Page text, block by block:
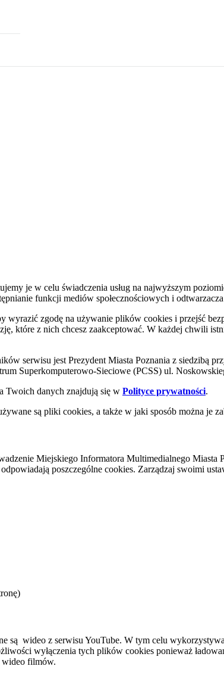
je w celu świadczenia usług na najwyższym
funkcji mediów społecznościowych i
wyrazić zgodę na używanie plików cookies i przejść
które z nich chcesz zaakceptować. W każdej chwili
serwisu jest Prezydent Miasta Poznania z siedzibą
Superkomputerowo-Sieciowe (PCSS) ul.
Twoich danych znajdują się w Polityce prywatności.
są pliki cookies, a także w jaki sposób można je
Miejskiego Informatora Multimedialnego
poszczególne cookies. Zarządzaj swoimi
są wideo z serwisu YouTube. W tym celu
wyłączenia tych plików cookies ponieważ
wideo filmów.